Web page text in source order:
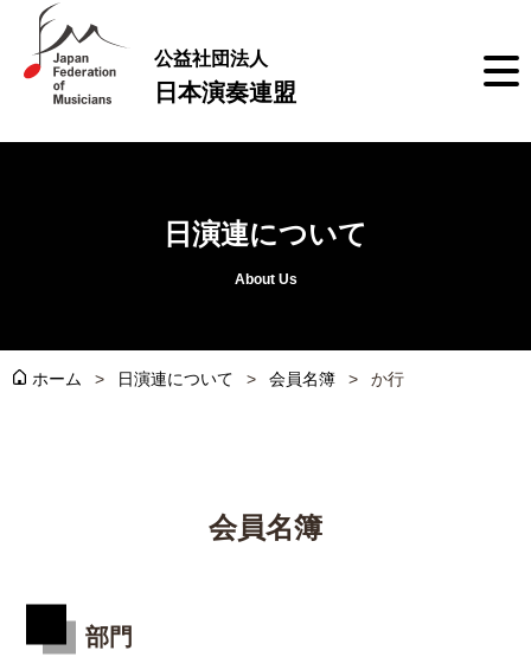
公益社団法人
日本演奏連盟
日演連について
About Us
ホーム 日演連について 会員名簿 か行
会員名簿
部門